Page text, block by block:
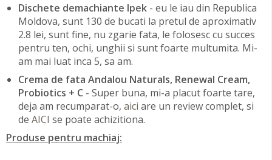
Dischete demachiante Ipek - eu le iau din Republica
Moldova, sunt 130 de bucati la pretul de aproximativ
2.8 lei, sunt fine, nu zgarie fata, le folosesc cu succes
pentru ten, ochi, unghii si sunt foarte multumita. Mi-
am mai luat inca 5, sa am.
Crema de fata Andalou Naturals, Renewal Cream,
Probiotics + C - Super buna, mi-a placut foarte tare,
deja am recumparat-o, aici are un review complet, si
de AICI se poate achizitiona.
Produse pentru machiaj: